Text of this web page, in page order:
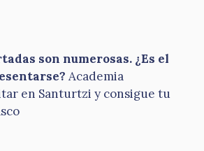
son numerosas. ¿Es el
Academia
en Santurtzi y consigue tu